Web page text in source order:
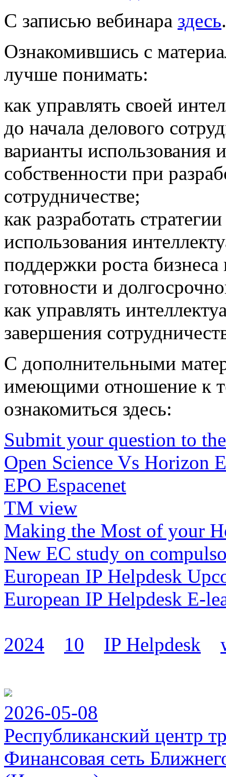
С записью вебинара здесь.
Ознакомившись с
лучше понимать:
как управлять своей
до начала делового
варианты использования
собственности при
сотрудничестве;
как разработать
использования
поддержки роста
готовности и
как управлять
завершения
С дополнительными
имеющими отношение к
ознакомиться здесь:
Submit your question to
Open Science Vs Horizon
EPO Espacenet
TM view
Making the Most of your
New EC study on
European IP Helpdesk
European IP Helpdesk E-
2024 10 IP Helpdesk
2026-05-08
Республиканский центр
Финансовая сеть